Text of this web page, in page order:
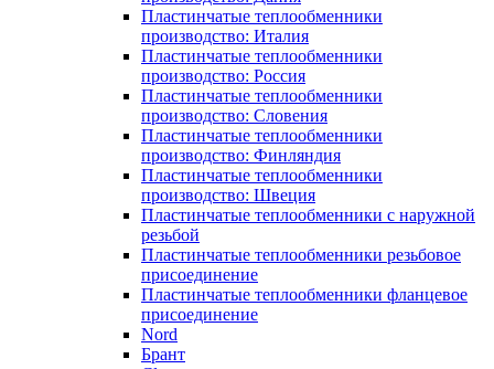
Пластинчатые теплообменники
производство: Италия
Пластинчатые теплообменники
производство: Россия
Пластинчатые теплообменники
производство: Словения
Пластинчатые теплообменники
производство: Финляндия
Пластинчатые теплообменники
производство: Швеция
Пластинчатые теплообменники с наружной
резьбой
Пластинчатые теплообменники резьбовое
присоединение
Пластинчатые теплообменники фланцевое
присоединение
Nord
Брант